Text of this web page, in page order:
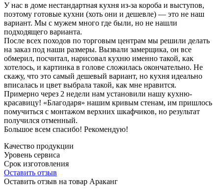
У нас в доме нестандартная кухня из-за короба и выступов,
поэтому готовые кухни (хоть они и дешевле) — это не наш
вариант. Мы с мужем много где были, но не нашли
подходящего варианта.
После всех походов по торговым центрам мы решили делать
на заказ под наши размеры. Вызвали замерщика, он все
обмерил, посчитал, нарисовал кухню именно такой, как
хотелось, и картинка в голове сложилась окончательно. Не
скажу, что это самый дешевый вариант, но кухня идеально
вписалась и цвет выбрала такой, как мне нравится.
Примерно через 2 недели нам установили нашу кухню-
красавицу! «Благодаря» нашим кривым стенам, им пришлось
помучиться с монтажом верхних шкафчиков, но результат
получился отменный.
Большое всем спасибо! Рекомендую!
Качество продукции
Уровень сервиса
Срок изготовления
Оставить отзыв
Оставить отзыв на товар Араканг